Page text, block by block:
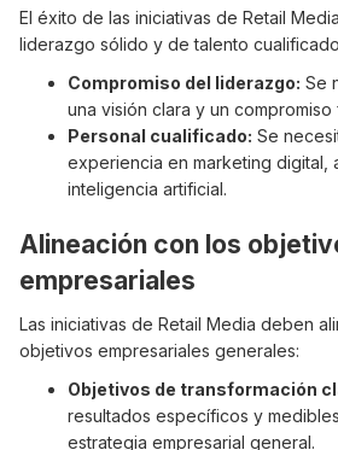
El éxito de las iniciativas de Retail
liderazgo sólido y de talento
Compromiso del liderazgo: Se
una visión clara y un compromiso
Personal cualificado: Se
experiencia en marketing digital,
inteligencia artificial.
Alineación con los
empresariales
Las iniciativas de Retail Media deben
objetivos empresariales generales:
Objetivos de transformación
resultados específicos y
estrategia empresarial general.